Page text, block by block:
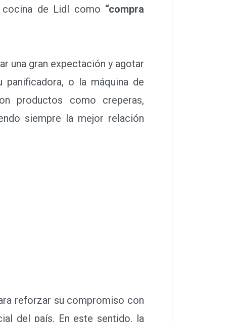
de Lidl como “compra
una gran expectación y agotar
o la máquina de
productos como creperas,
siempre la mejor relación
reforzar su compromiso con
del país. En este sentido, la